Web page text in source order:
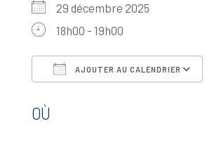
29 décembre 2025
18h00 - 19h00
AJOUTER AU CALENDRIER
OÙ